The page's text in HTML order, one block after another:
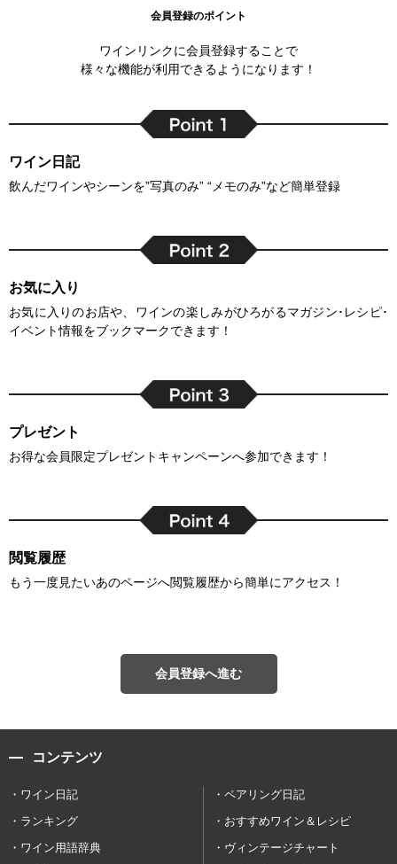
会員登録のポイント
ワインリンクに会員登録することで
様々な機能が利用できるようになります！
ワイン日記
飲んだワインやシーンを”写真のみ” “メモのみ”など簡単登録
お気に入り
お気に入りのお店や、ワインの楽しみがひろがるマガジン･レシピ･
イベント情報をブックマークできます！
プレゼント
お得な会員限定プレゼントキャンペーンへ参加できます！
閲覧履歴
もう一度見たいあのページへ閲覧履歴から簡単にアクセス！
会員登録へ進む
コンテンツ
ワイン日記
ペアリング日記
ランキング
おすすめワイン＆レシピ
ワイン用語辞典
ヴィンテージチャート